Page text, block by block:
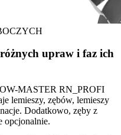
upraw i faz ich
MASTER RN_PROFI
lemieszy, zębów, lemieszy
Dodatkowo, zęby z
opcjonalnie.